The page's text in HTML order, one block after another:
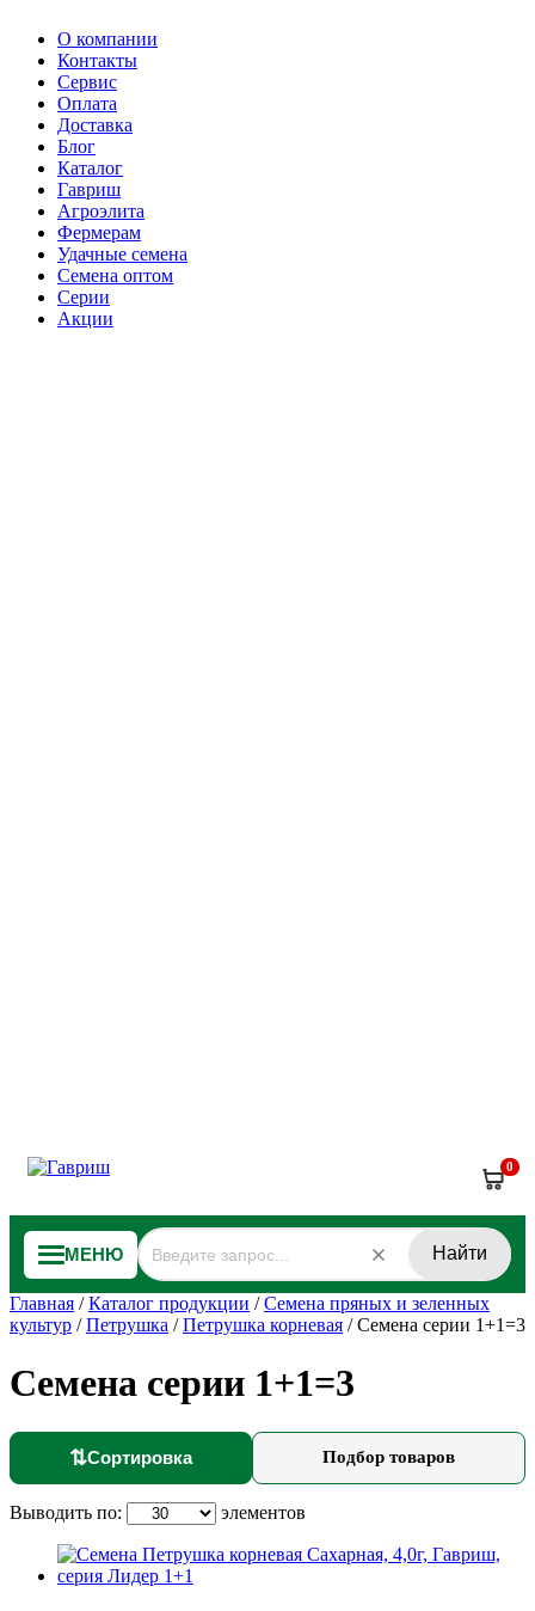
О компании
Контакты
Сервис
Оплата
Доставка
Блог
Каталог
Гавриш
Агроэлита
Фермерам
Удачные семена
Семена оптом
Серии
Акции
0
МЕНЮ Найти
Главная /Каталог продукции /Семена пряных и зеленных
культур /Петрушка /Петрушка корневая /Семена серии 1+1=3
Семена серии 1+1=3
⇅Сортировка Подбор товаров
Выводить по: элементов